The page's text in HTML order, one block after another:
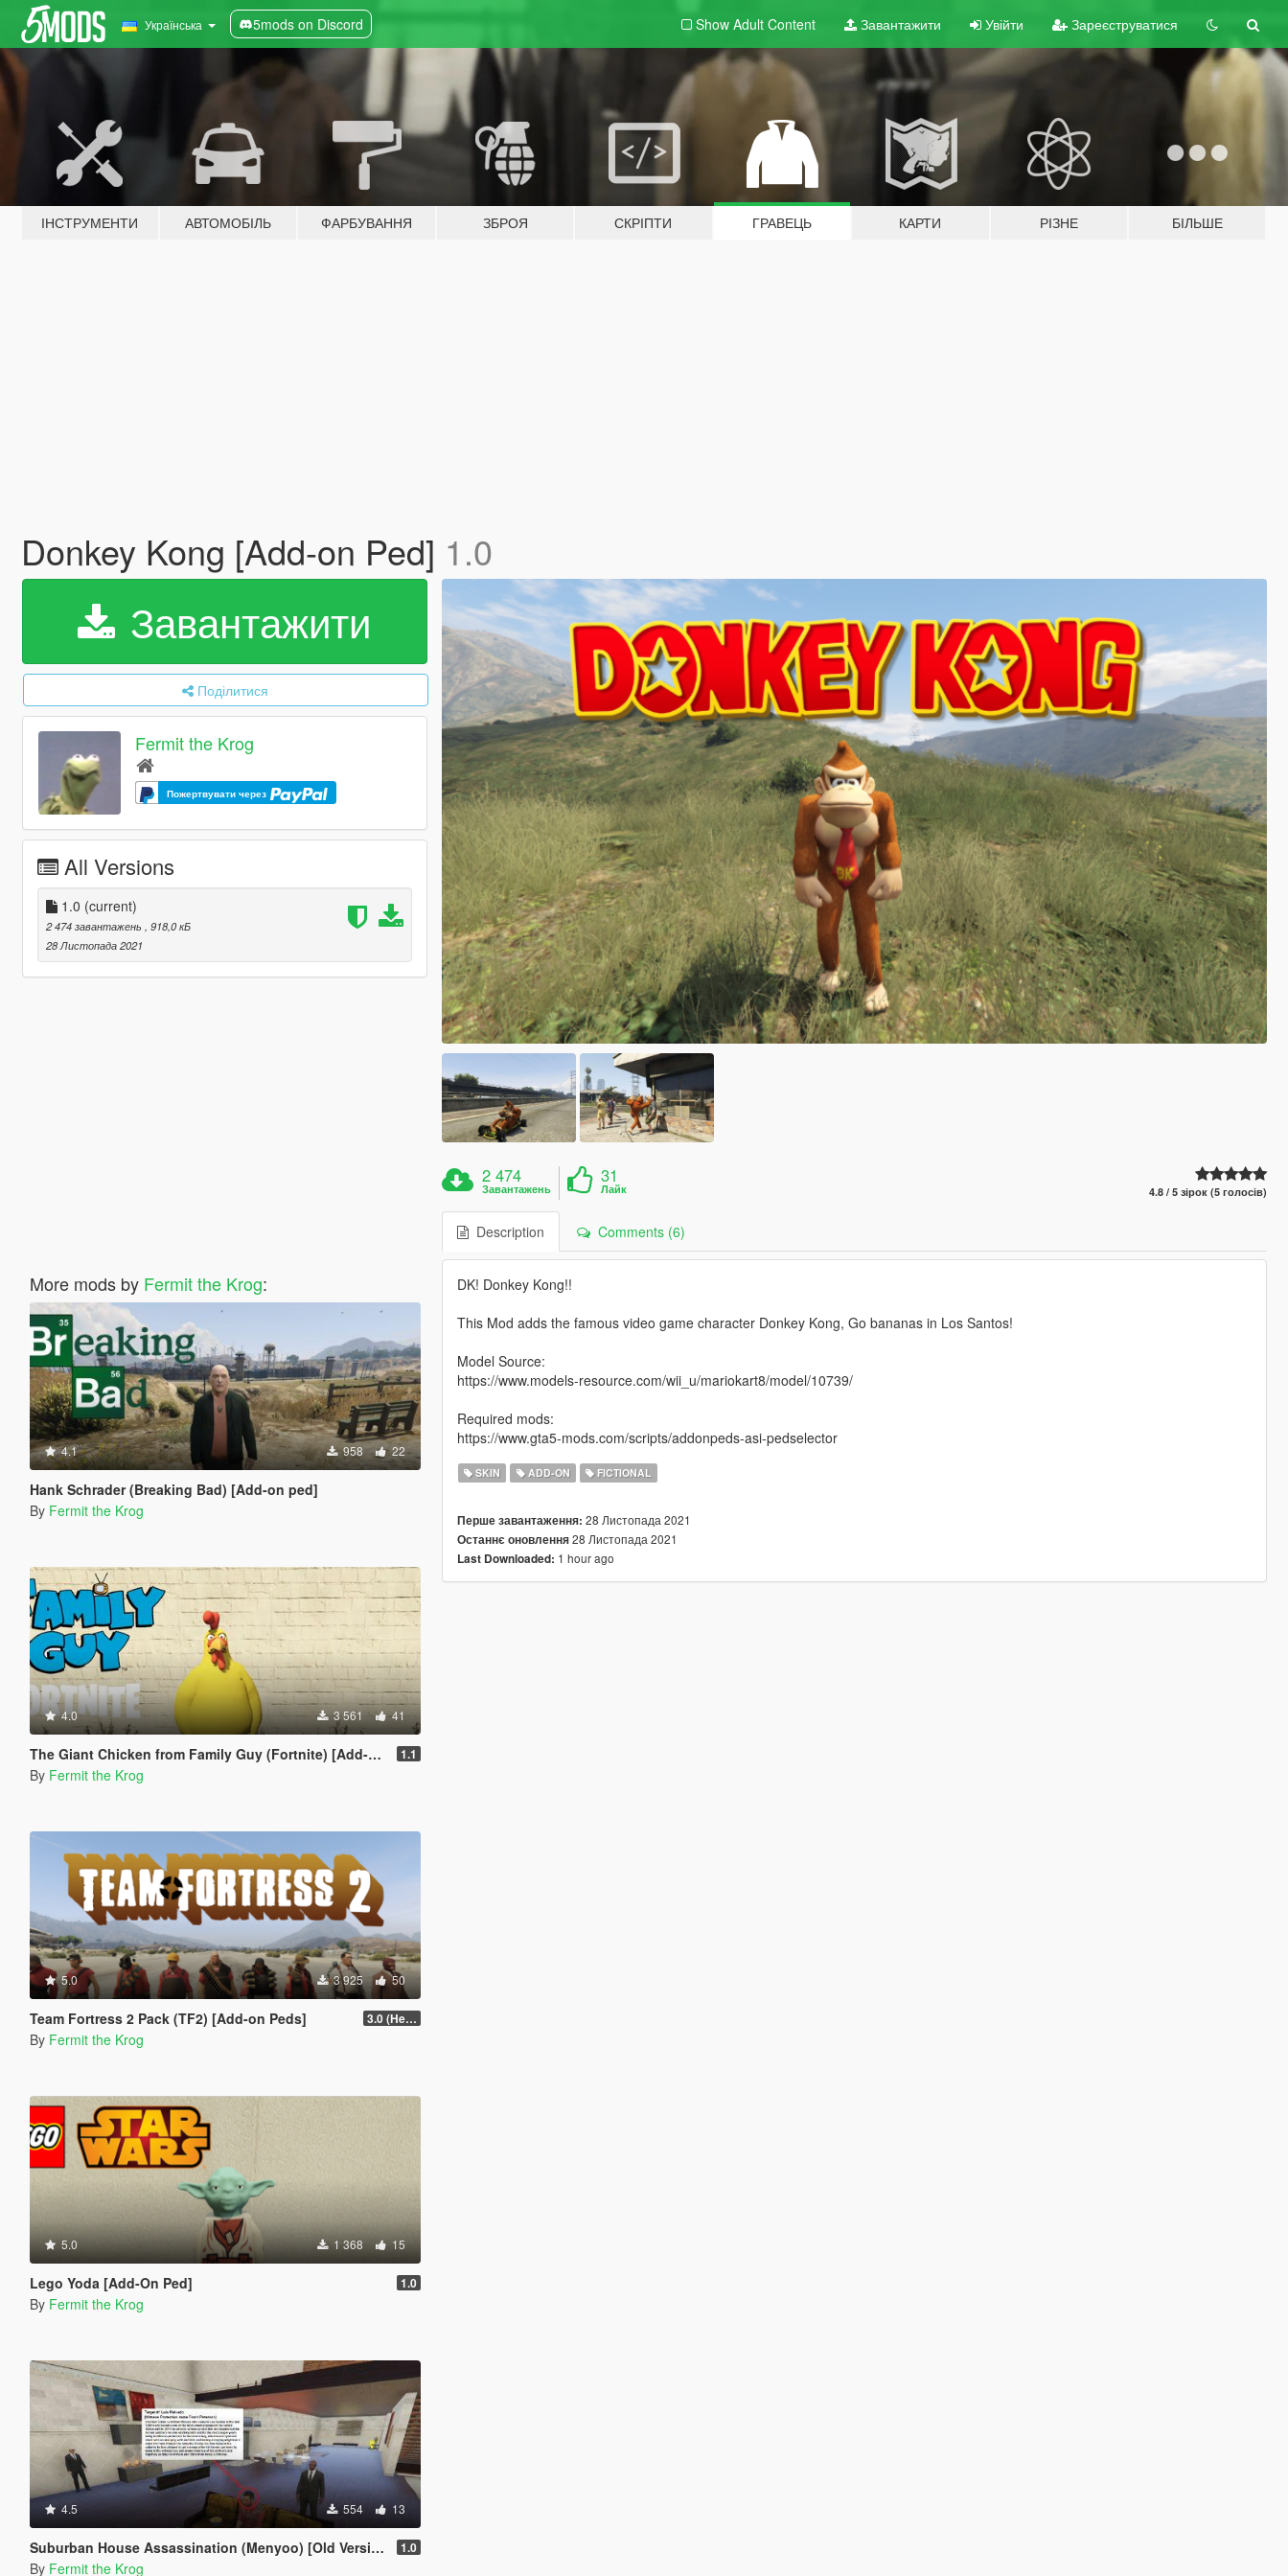
Українська 5mods on Discord Show Adult Content Завантажити Увійти Зареєструватися
ІНСТРУМЕНТИ АВТОМОБІЛЬ ФАРБУВАННЯ ЗБРОЯ СКРІПТИ ГРАВЕЦЬ КАРТИ РІЗНЕ БІЛЬШЕ
Donkey Kong [Add-on Ped] 1.0
Завантажити
Поділитися
Fermit the Krog
Пожертвувати через
All Versions
1.0 (current)
2 474 завантажень
, 918,0 кБ
28 Листопада 2021
More mods by Fermit the Krog:
4.1 958 22
Hank Schrader (Breaking Bad) [Add-on ped]
By Fermit the Krog
4.0 3 561 41
The Giant Chicken from Family Guy (Fortnite) [Add-On Ped] 1.1
By Fermit the Krog
5.0 3 925 50
Team Fortress 2 Pack (TF2) [Add-on Peds] 3.0 (Heavy and Spy Patch)
By Fermit the Krog
5.0 1 368 15
Lego Yoda [Add-On Ped] 1.0
By Fermit the Krog
4.5 554 13
Suburban House Assassination (Menyoo) [Old Version] 1.0
By Fermit the Krog
2 474
Завантажень
31
Лайк 4.8 / 5 зірок (5 голосів)
Description Comments (6)
DK! Donkey Kong!!
This Mod adds the famous video game character Donkey Kong, Go bananas in Los Santos!
Model Source:
https://www.models-resource.com/wii_u/mariokart8/model/10739/
Required mods:
https://www.gta5-mods.com/scripts/addonpeds-asi-pedselector
SKIN ADD-ON FICTIONAL
Перше завантаження: 28 Листопада 2021
Останнє оновлення28 Листопада 2021
Last Downloaded: 1 hour ago